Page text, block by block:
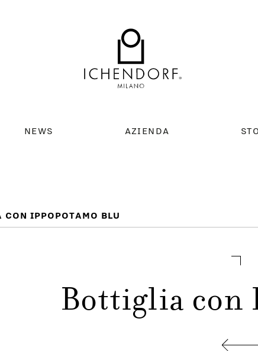
NEWS AZIENDA
CON IPPOPOTAMO BLU
Bottiglia con